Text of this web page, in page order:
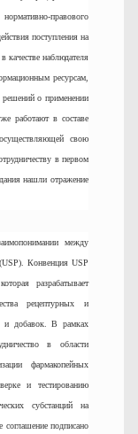
правового
поступления на
наблюдателя
ресурсам,
решений о применении
работают в составе
свою
в первом
нашли отражение
между
Конвенция USP
разрабатывает
рецептурных и
и добавок. В рамках
в области
фармакопейных
и тестированию
субстанций на
подписано